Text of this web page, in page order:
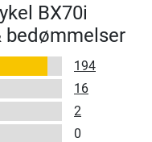
BX70i
bedømmelser
194
16
2
0